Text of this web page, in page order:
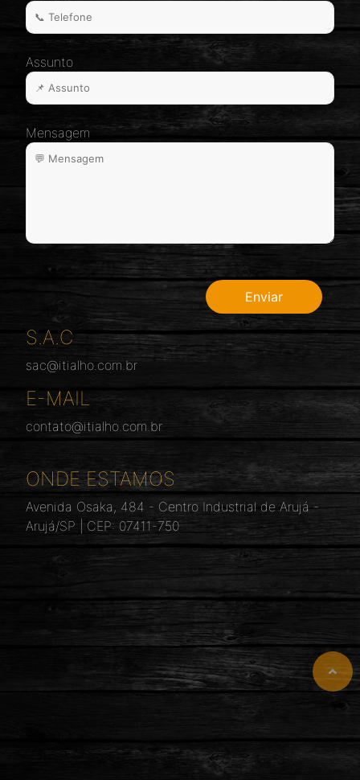
Assunto
Mensagem
S.A.C
sac@itialho.com.br
E-MAIL
contato@itialho.com.br
ONDE ESTAMOS
Avenida Osaka, 484 - Centro Industrial de Arujá -
Arujá/SP | CEP: 07411-750